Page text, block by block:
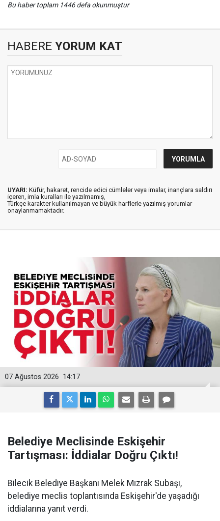
Bu haber toplam 1446 defa okunmuştur
HABERE YORUM KAT
UYARI: Küfür, hakaret, rencide edici cümleler veya imalar, inançlara saldırı
içeren, imla kuralları ile yazılmamış,
Türkçe karakter kullanılmayan ve büyük harflerle yazılmış yorumlar
onaylanmamaktadır.
14:17
07 Ağustos 2026
Belediye Meclisinde Eskişehir
Tartışması: İddialar Doğru Çıktı!
Bilecik Belediye Başkanı Melek Mızrak Subaşı,
belediye meclis toplantısında Eskişehir'de yaşadığı
iddialarına yanıt verdi.